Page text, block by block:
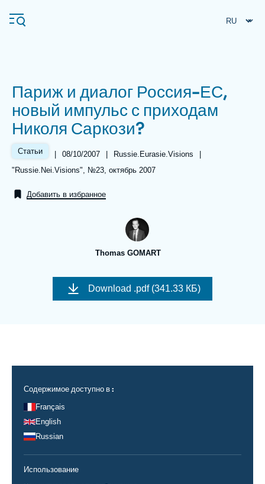
основному
Navigation
principale
Ifri
Анализы
Поддержать Ифри
Париж и диалог Россия-ЕС,
новый импульс с приходам
Николя Саркози?
Статьи |
Date
de
08/10/2007 |
Référence
taxonomie
collections
Russie.Eurasie.Visions
|
Références
"Russie.Nei.Visions", №23, октябрь 2007
Добавить в избранное
Thomas GOMART
Image
couverture
Download .pdf (341.33 КБ)
Содержимое доступно в :
Français
English
Russian
Использование